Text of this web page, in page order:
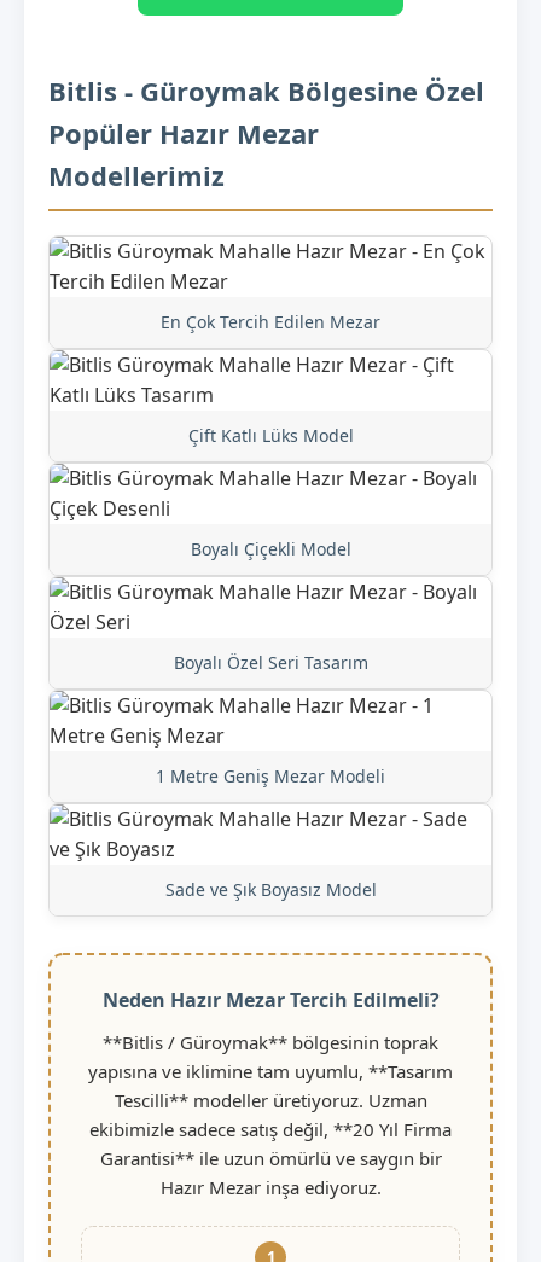
Bitlis - Güroymak Bölgesine Özel
Popüler Hazır Mezar
Modellerimiz
En Çok Tercih Edilen Mezar
Çift Katlı Lüks Model
Boyalı Çiçekli Model
Boyalı Özel Seri Tasarım
1 Metre Geniş Mezar Modeli
Sade ve Şık Boyasız Model
Neden Hazır Mezar Tercih Edilmeli?
**Bitlis / Güroymak** bölgesinin toprak
yapısına ve iklimine tam uyumlu, **Tasarım
Tescilli** modeller üretiyoruz. Uzman
ekibimizle sadece satış değil, **20 Yıl Firma
Garantisi** ile uzun ömürlü ve saygın bir
Hazır Mezar inşa ediyoruz.
1